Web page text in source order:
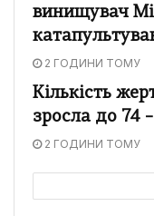
винищувач
2 ГОДИНИ ТОМУ
Кількість
зросла до 74
2 ГОДИНИ ТОМУ